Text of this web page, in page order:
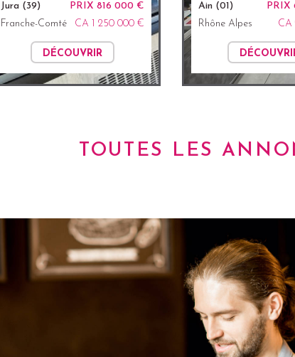
Jura (39)
Franche-Comté
PRIX 816 000 €
CA 1 250 000 €
DÉCOUVRIR
Ain (01)
Rhône Alpes
PRIX
CA
TOUTES LES